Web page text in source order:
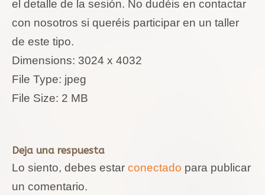
el detalle de la sesión. No dudéis en contactar
con nosotros si queréis participar en un taller
de este tipo.
Dimensions: 3024 x 4032
File Type: jpeg
File Size: 2 MB
Deja una respuesta
Lo siento, debes estar conectado para publicar
un comentario.